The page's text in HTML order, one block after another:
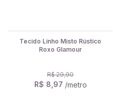
Tecido Linho Misto Rústico
Roxo Glamour
R$ 29,90
R$ 8,97 /metro